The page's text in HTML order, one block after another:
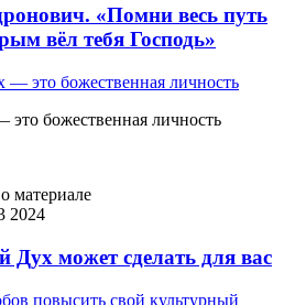
«Помни весь путь
вёл тебя Господь»
божественная личность
материале
2024
Дух может сделать для вас